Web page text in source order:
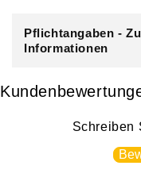
l
Pflichtangaben -
Informationen
Schreiben